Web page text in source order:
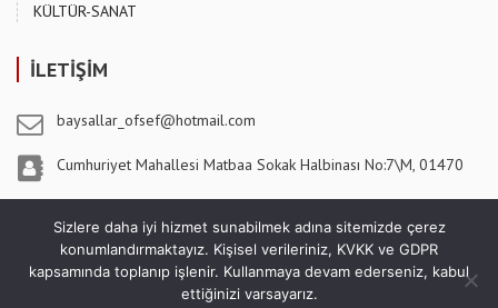
KÜLTÜR-SANAT
İLETİŞİM
baysallar_ofsef@hotmail.com
Cumhuriyet Mahallesi Matbaa Sokak Halbinası No:7\M, 01470
Sizlere daha iyi hizmet sunabilmek adına sitemizde çerez
konumlandırmaktayız. Kişisel verileriniz, KVKK ve GDPR
kapsamında toplanıp işlenir. Kullanmaya devam ederseniz, kabul
ettiğinizi varsayarız.